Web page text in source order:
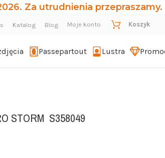
Za utrudnienia przepraszamy.
Katalog Blog Moje konto Koszyk
Passepartout Lustra
STORM S358049